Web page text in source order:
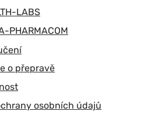
LABS
PHARMACOM
o přepravě
osobních údajů